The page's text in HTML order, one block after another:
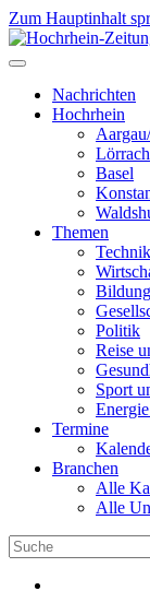
Zum Hauptinhalt
Nachrichten
Hochrhein
Lörrach
Basel
Themen
Politik
Reise
Sport
Termine
Branchen
Alle
Alle